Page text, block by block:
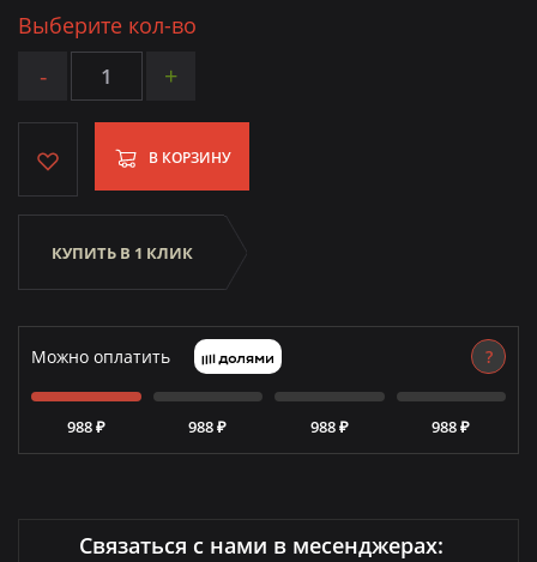
Выберите кол-во
- +
В КОРЗИНУ
КУПИТЬ В 1 КЛИК
Можно оплатить ?
988 ₽ 988 ₽ 988 ₽ 988 ₽
Связаться с нами в месенджерах: